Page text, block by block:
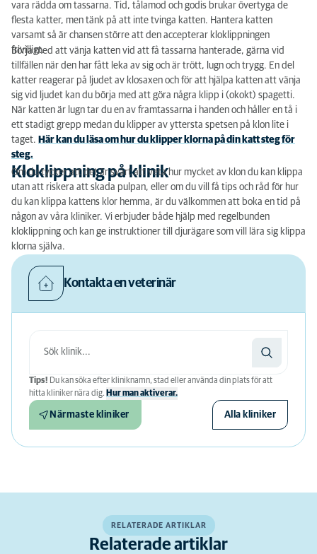
vara rädda om tassarna. Tid, tålamod och godis brukar övertyga de
flesta katter, men tänk på att inte tvinga katten. Hantera katten
varsamt så är chansen större att den accepterar kloklippningen
frivilligt.
Börja med att vänja katten vid att få tassarna hanterade, gärna vid
tillfällen när den har fått leka av sig och är trött, lugn och trygg. En del
katter reagerar på ljudet av klosaxen och för att hjälpa katten att vänja
sig vid ljudet kan du börja med att göra några klipp i (okokt) spagetti.
När katten är lugn tar du en av framtassarna i handen och håller en tå i
ett stadigt grepp medan du klipper av yttersta spetsen på klon lite i
taget. Här kan du läsa om hur du klipper klorna på din katt steg för
steg.
Kloklippning på klinik
Om du tycker att det är svårt att veta hur mycket av klon du kan klippa
utan att riskera att skada pulpan, eller om du vill få tips och råd för hur
du kan klippa kattens klor hemma, är du välkommen att boka en tid på
någon av våra kliniker. Vi erbjuder både hjälp med regelbunden
kloklippning och kan ge instruktioner till djurägare som vill lära sig klippa
klorna själva.
Kontakta en veterinär
Tips! Du kan söka efter kliniknamn, stad eller använda din plats för att
hitta kliniker nära dig. Hur man aktiverar.
Närmaste kliniker Alla kliniker
RELATERADE ARTIKLAR
Relaterade artiklar